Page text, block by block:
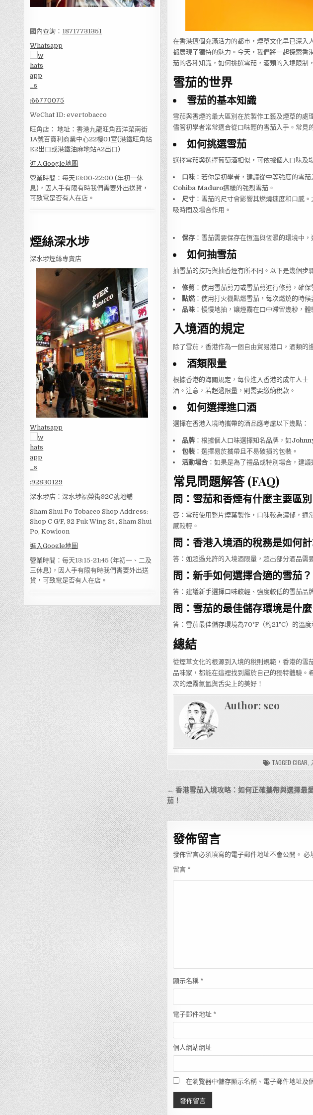
國內查詢： 18717731351
Whatsapp
:66770075
WeChat ID: evertobacco
旺角店： 地址：香港九龍旺角西洋菜南街
1A號百寶利商業中心22樓01室(港鐵旺角站
E2出口或港鐵油麻地站A2出口)
進入Google地圖
營業時間：每天13:00-22:00 (年初一休
息)，因人手有限有時我們需要外出送貨，
可致電是否有人在店。
煙絲深水埗
深水埗煙絲專賣店
Whatsapp
:92830129
深水埗店：深水埗福榮街92C號地舖
Sham Shui Po Tobacco Shop Address:
Shop C G/F, 92 Fuk Wing St., Sham Shui
Po, Kowloon
進入Google地圖
營業時間：每天13:15-21:45 (年初一、二及
三休息)，因人手有限有時我們需要外出送
貨，可致電是否有人在店。
在香港這個充滿活力的都市，煙草文化早已深入
都展現了獨特的魅力。今天，我們將一起探索香
茄的各種知識，如何挑選雪茄，酒類的入境限制
雪茄的世界
雪茄的基本知識
雪茄與香煙的最大區別在於製作工藝及煙草的處
儘管初學者常常適合從口味輕的雪茄入手。常見
如何挑選雪茄
選擇雪茄與選擇葡萄酒相似，可依據個人口味及
口味：若你是初學者，建議從中等強度的雪茄
Cohiba Maduro這樣的強烈雪茄。
尺寸：雪茄的尺寸會影響其燃燒速度和口感
吸時間及場合作用。
保存：雪茄需要保存在恆溫與恆濕的環境中，
如何抽雪茄
抽雪茄的技巧與抽香煙有所不同。以下是幾個步
修剪：使用雪茄剪刀或雪茄剪進行修剪，確保
點燃：使用打火機點燃雪茄，每次燃燒的時
品味：慢慢地抽，讓煙霧在口中滯留幾秒，體
入境酒的規定
除了雪茄，香港作為一個自由貿易港口，酒類的
酒類限量
根據香港的海關規定，每位進入香港的成年人士
酒。注意，若超過限量，則需要繳納稅款。
如何選擇進口酒
選擇在香港入境時攜帶的酒品應考慮以下幾點：
品牌：根據個人口味選擇知名品牌，如
包裝：選擇易於攜帶且不易破損的包裝。
活動場合：如果是為了禮品或特別場合，建議
常見問題解答 (FAQ)
問：雪茄和香煙有什麼主要區別
答：雪茄使用整片煙葉製作，口味較為濃郁，通
感較輕。
問：香港入境酒的稅務是如何
答：如超過允許的入境酒限量，超出部分酒品需
問：新手如何選擇合適的雪茄？
答：建議新手選擇口味較輕、強度較低的雪茄品
問：雪茄的最佳儲存環境是什麼
答：雪茄最佳儲存環境為70°F（約21°C）的溫
總結
從煙草文化的根源到入境的稅則規範，香港的雪
品味家，都能在這裡找到屬於自己的獨特體驗
次的煙霧氤氳與舌尖上的美好！
Author: seo
TAGGEDCIGAR
文
章
導
覽
← 香港雪茄入境攻略：如何正確攜帶與選擇最
茄！
發佈留言
發佈留言必須填寫的電子郵件地址不會公開。 必
留言 *
顯示名稱 *
電子郵件地址 *
個人網站網址
在瀏覽器中儲存顯示名稱、電子郵件地址及